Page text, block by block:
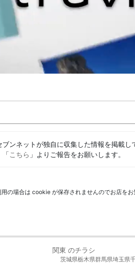
ンネットが独自に収集した情報を掲載
「こちら 」よりご報告をお願いします。
の場合は cookie が保存されませんのでお店をお
関東 のチラシ
茨城県栃木県群馬県埼玉県